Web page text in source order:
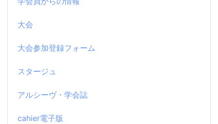
大会
大会参加登録フォーム
スタージュ
アルシーヴ・学会誌
cahier電子版